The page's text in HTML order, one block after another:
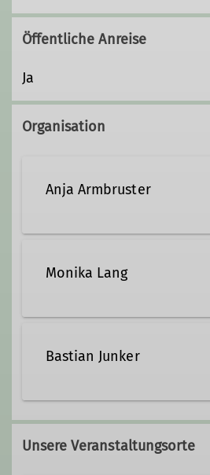
Öffentliche Anreise
Ja
Organisation
Anja Armbruster
Qualifikationen
Jugendleiter*in
Monika Lang
Qualifikationen
Jugendleiter*in
Bastian Junker
+49 176 20594032
Kontakt aufnehmen
Unsere Veranstaltungsorte